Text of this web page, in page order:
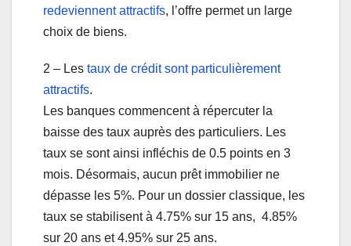
redeviennent attractifs, l’offre permet un large
choix de biens.
2 – Les taux de crédit sont particulièrement
attractifs.
Les banques commencent à répercuter la
baisse des taux auprès des particuliers. Les
taux se sont ainsi infléchis de 0.5 points en 3
mois. Désormais, aucun prêt immobilier ne
dépasse les 5%. Pour un dossier classique, les
taux se stabilisent à 4.75% sur 15 ans, 4.85%
sur 20 ans et 4.95% sur 25 ans.